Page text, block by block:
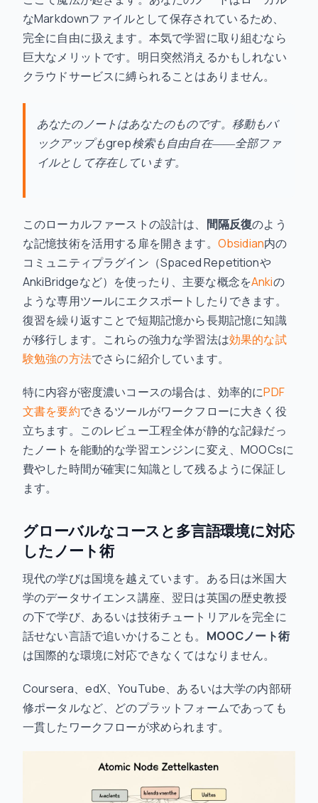
なMarkdownファイルとして保存されているため、
完全に自由に扱えます。本気で学習に取り組むなら
巨大なメリットです。明日突然消えるかもしれない
クラウドサービスに縛られることはありません。
あなたのノートはあなたのものです。移動もバ
ックアップもgrep検索も自由自在――全部ファ
イルとして存在しています。
このローカルファーストの設計は、 間隔反復のよう
な記憶技術を活用する扉を開きます。 Obsidian内の
コミュニティプラグイン（Spaced Repetitionや
AnkiBridgeなど）を使ったり、主要な概念をAnkiの
ような専用ツールにエクスポートしたりできます。
復習を繰り返すことで短期記憶から長期記憶に知識
が移行します。これらの強力な学習法は効果的な試
験勉強の方法でさらに紹介しています。
特に内容が密度濃いコースの場合は、効率的にPDF
文書を要約できるツールがワークフローに大きく役
立ちます。このレビュー工程全体が静的な記録だっ
たノートを能動的な学習エンジンに変え、MOOCsに
費やした時間が確実に知識として残るように保証し
ます。
グローバルなコースと多言語環境に対応
したノート術
現代の学びは国境を越えています。ある日は米国大
学のデータサイエンス講座、翌日は英国の歴史教授
の下で学び、あるいは技術チュートリアルを完全に
話せない言語で追いかけることも。 MOOCノート術
は国際的な環境に対応できなくてはなりません。
Coursera、edX、YouTube、あるいは大学の内部研
修ポータルなど、どのプラットフォームであっても
一貫したワークフローが求められます。